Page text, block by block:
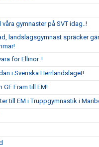
gymnaster på SVT idag..!
landslagsgymnast spräcker
för Ellinor..!
i Svenska Herrlandslaget!
Fram till EM!
till EM i Truppgymnastik i